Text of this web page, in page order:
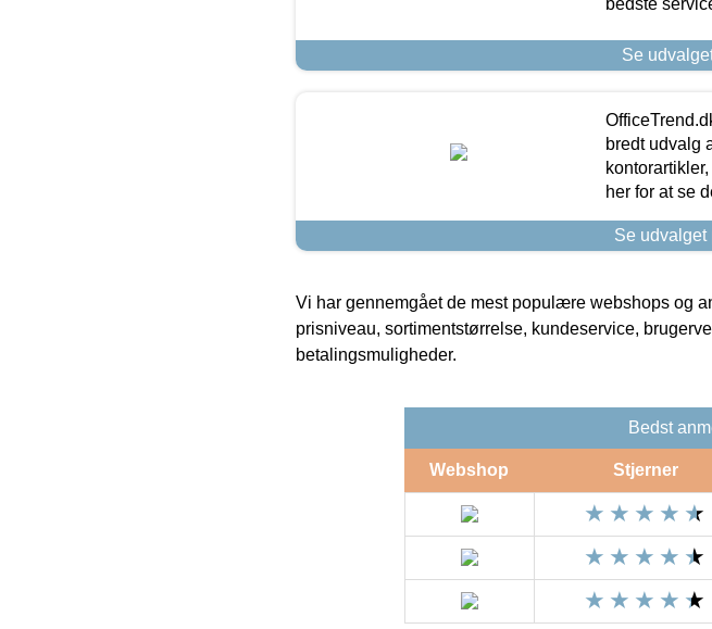
Se
bredt udvalg
her for at se
Se udvalget
Vi har gennemgået de mest populære webshops og
prisniveau, sortimentstørrelse, kundeservice,
betalingsmuligheder.
Bedst
Webshop Stjerner